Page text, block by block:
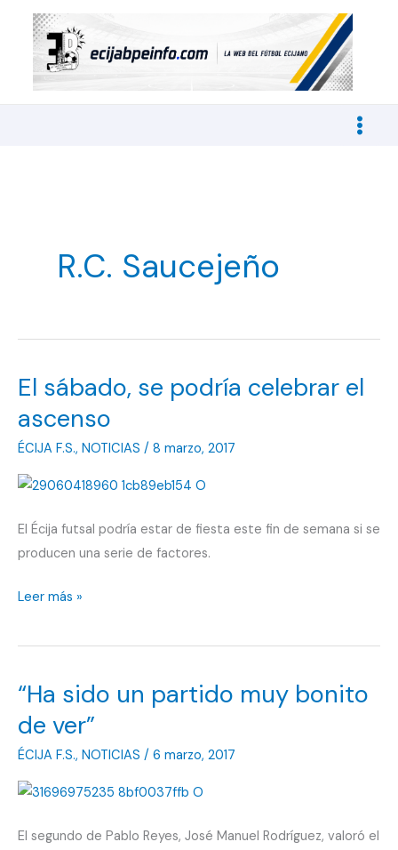
contenido
R.C. Saucejeño
El sábado, se podría celebrar el
ascenso
ÉCIJA F.S., NOTICIAS / 8 marzo, 2017
El Écija futsal podría estar de fiesta este fin de semana si se
producen una serie de factores.
El
se
celebrar
Leer más »
“Ha sido un partido muy bonito
de ver”
ÉCIJA F.S., NOTICIAS / 6 marzo, 2017
El segundo de Pablo Reyes, José Manuel Rodríguez, valoró el